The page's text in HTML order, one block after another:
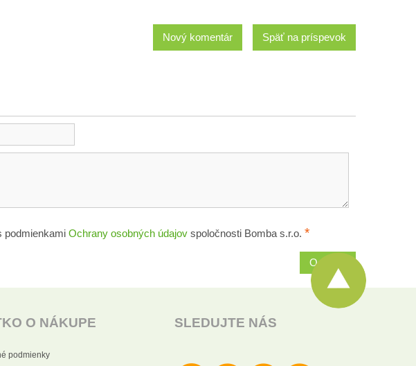
Späť na príspevok
Nový komentár
podmienkami Ochrany osobných údajov spoločnosti Bomba s.r.o. *
Odoslať
O NÁKUPE
podmienky
SLEDUJTE NÁS